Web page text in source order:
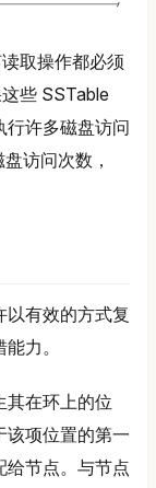
取操作都必须
些 SSTable
行许多磁盘访问
访问次数，
有效的方式复
力。
其在环上的位
该项位置的第一
给节点。与节点